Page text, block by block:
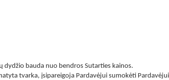
dydžio bauda nuo bendros Sutarties kainos.
tvarka, įsipareigoja Pardavėjui sumokėti